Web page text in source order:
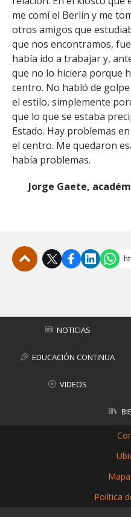
me comí el Berlín y me
otros amigos que
que nos encontramos,
había ido a trabajar y,
que no lo hiciera porque
centro. No habló de
el estilo, simplemente
que lo que se estaba
Estado. Hay problemas
el centro. Me quedaron
había problemas.
Jorge Gaete,
NOTICIAS
EDUCACIÓN CONTINUA
VIDEOS
Política